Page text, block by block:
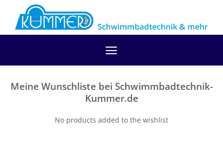
Inhalt
springen
Meine Wunschliste bei Schwimmbadtechnik-
Kummer.de
No products added to the wishlist